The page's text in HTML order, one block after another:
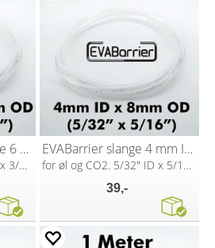
12m EVABarrier slange 6 mm ID x 9,5mm OD
for øl og CO2. 15/64" ID x 3/8" OD
EVABarrier slange 4 mm ID x 8 mm OD
for øl og CO2. 5/32" ID x 5/16" OD
39,-